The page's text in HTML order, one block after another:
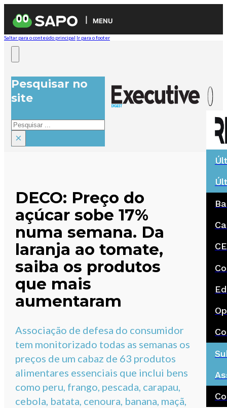
MENU
Saltar para o conteúdo principal Ir para o footer
Pesquisar no
site
Pesquisar
×
DECO: Preço do
açúcar sobe 17%
numa semana. Da
laranja ao tomate,
saiba os produtos
que mais
aumentaram
Associação de defesa do consumidor
tem monitorizado todas as semanas os
preços de um cabaz de 63 produtos
alimentares essenciais que inclui bens
como peru, frango, pescada, carapau,
cebola, batata, cenoura, banana, maçã,